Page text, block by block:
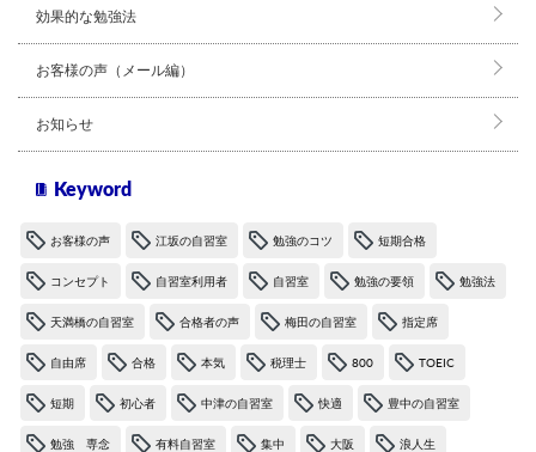
効果的な勉強法
お客様の声（メール編）
お知らせ
Keyword
お客様の声 江坂の自習室 勉強のコツ 短期合格
コンセプト 自習室利用者 自習室 勉強の要領 勉強法
天満橋の自習室 合格者の声 梅田の自習室 指定席
自由席 合格 本気 税理士 800 TOEIC
短期 初心者 中津の自習室 快適 豊中の自習室
勉強 専念 有料自習室 集中 大阪 浪人生